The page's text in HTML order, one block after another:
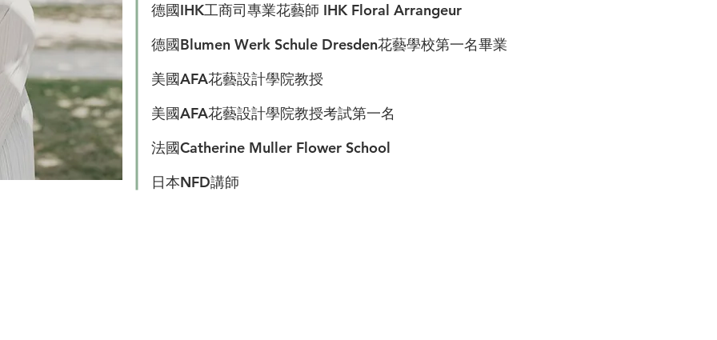
School
德國IHK工商司專業花藝師 IHK Floral Arrangeur
德國Blumen Werk Schule Dresden花藝學校第一名畢業
美國AFA花藝設計學院教授
美國AFA花藝設計學院教授考試第一名
法國Catherine Muller Flower School
日本NFD講師